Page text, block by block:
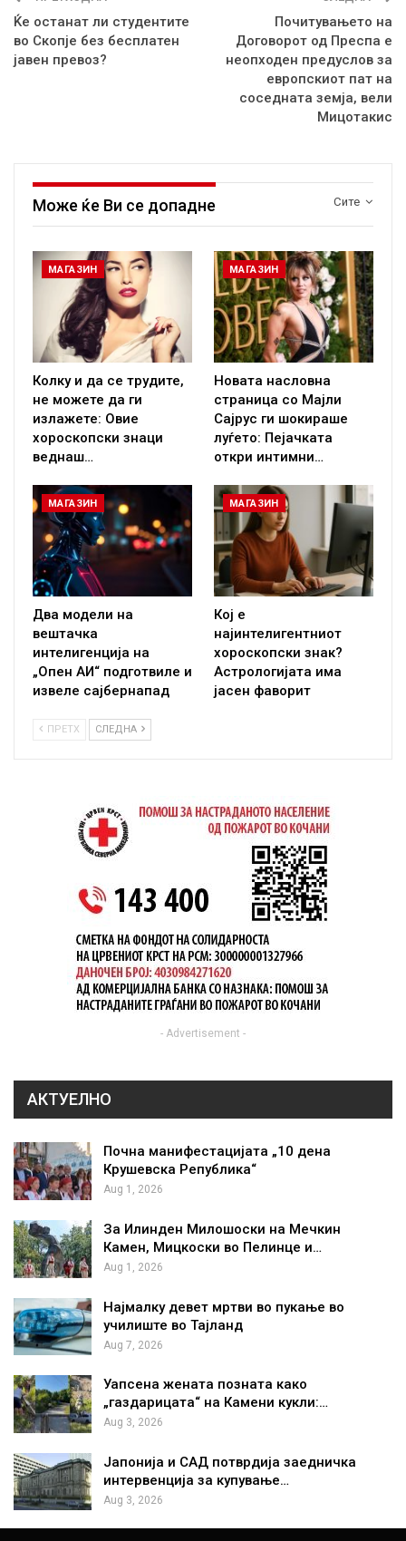
Ќе останат ли студентите
во Скопје без бесплатен
јавен превоз?
Почитувањето на
Договорот од Преспа е
неопходен предуслов за
европскиот пат на
соседната земја, вели
Мицотакис
Сите
Може ќе Ви се допадне
МАГАЗИН
Колку и да се трудите,
не можете да ги
излажете: Овие
хороскопски знаци
веднаш…
МАГАЗИН
Новата насловна
страница со Мајли
Сајрус ги шокираше
луѓето: Пејачката
откри интимни…
МАГАЗИН
Два модели на
вештачка
интелигенција на
„Опен АИ“ подготвиле и
извеле сајбернапад
МАГАЗИН
Кој е
најинтелигентниот
хороскопски знак?
Астрологијата има
јасен фаворит
ПРЕТХ СЛЕДНА
- Advertisement -
АКТУЕЛНО
Почна манифестацијата „10 дена
Крушевска Република“
Aug 1, 2026
За Илинден Милошоски на Мечкин
Камен, Мицкоски во Пелинце и…
Aug 1, 2026
Најмалку девет мртви во пукање во
училиште во Тајланд
Aug 7, 2026
Уапсена жената позната како
„газдарицата“ на Камени кукли:…
Aug 3, 2026
Јапонија и САД потврдија заедничка
интервенција за купување…
Aug 3, 2026